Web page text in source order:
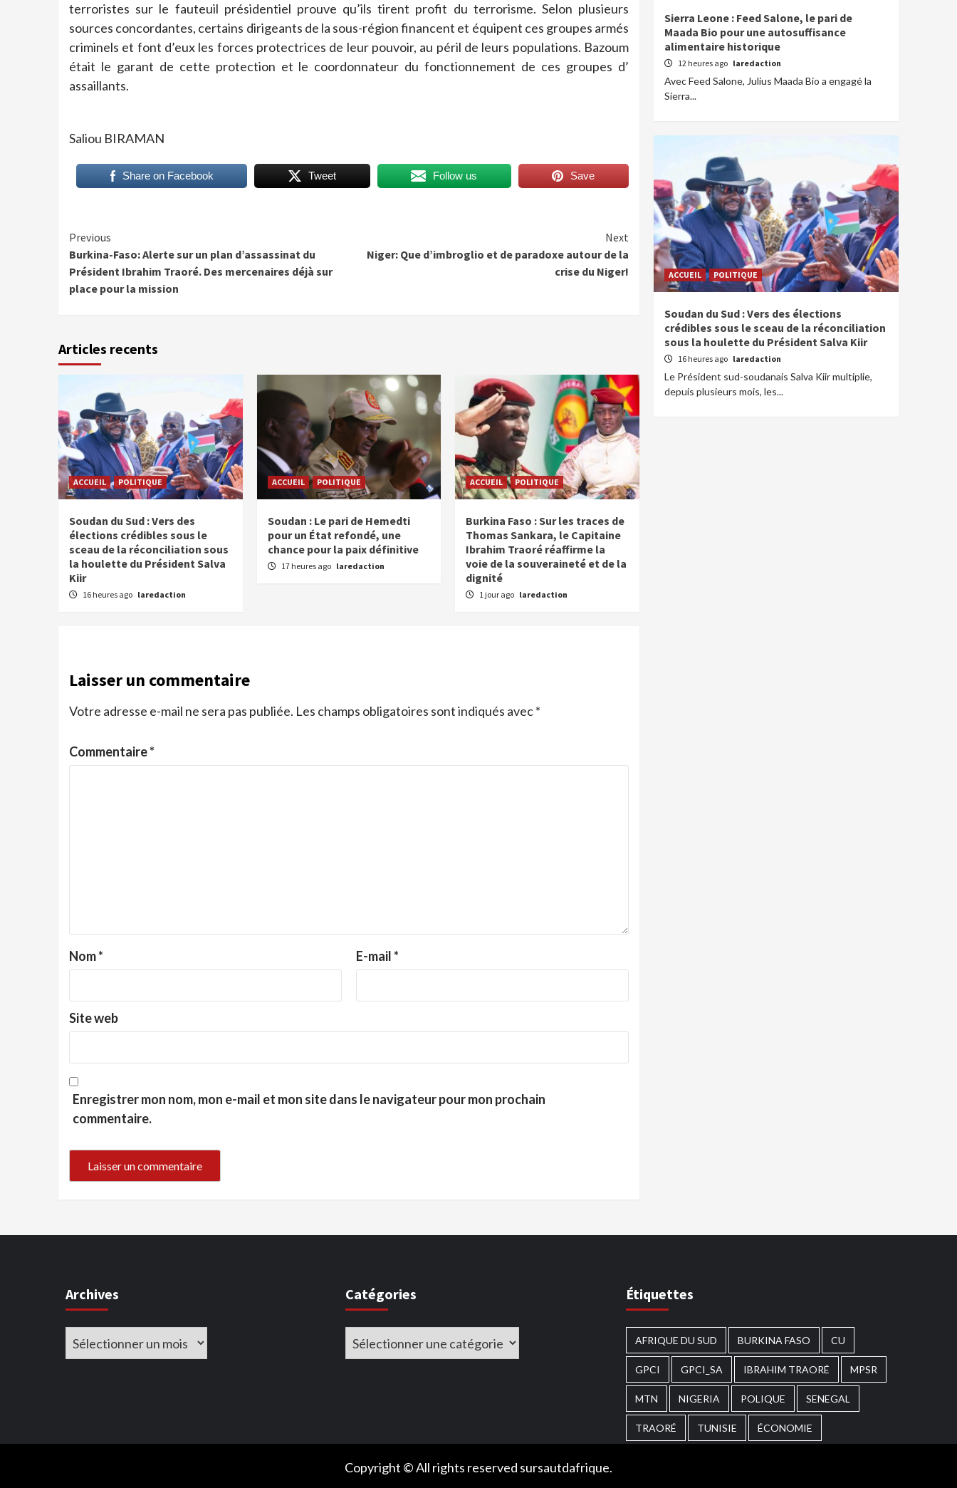
terroristes sur le fauteuil présidentiel prouve qu’ils tirent profit du terrorisme. Selon plusieurs
sources concordantes, certains dirigeants de la sous-région financent et équipent ces groupes armés
criminels et font d’eux les forces protectrices de leur pouvoir, au péril de leurs populations. Bazoum
était le garant de cette protection et le coordonnateur du fonctionnement de ces groupes d’
assaillants.
Saliou BIRAMAN
Share on Facebook Tweet Follow us Save
Continue
Reading
Previous
Burkina-Faso: Alerte sur un plan d’assassinat du
Président Ibrahim Traoré. Des mercenaires déjà sur
place pour la mission
Next
Niger: Que d’imbroglio et de paradoxe autour de la
crise du Niger!
Articles recents
ACCUEIL POLITIQUE
Soudan du Sud : Vers des
élections crédibles sous le
sceau de la réconciliation sous
la houlette du Président Salva
Kiir
16 heures ago laredaction
ACCUEIL POLITIQUE
Soudan : Le pari de Hemedti
pour un État refondé, une
chance pour la paix définitive
17 heures ago laredaction
ACCUEIL POLITIQUE
Burkina Faso : Sur les traces de
Thomas Sankara, le Capitaine
Ibrahim Traoré réaffirme la
voie de la souveraineté et de la
dignité
1 jour ago laredaction
Laisser un commentaire
Votre adresse e-mail ne sera pas publiée. Les champs obligatoires sont indiqués avec*
Commentaire*
Nom* E-mail*
Site web
Enregistrer mon nom, mon e-mail et mon site dans le navigateur pour mon prochain
commentaire.
Sierra Leone : Feed Salone, le pari de
Maada Bio pour une autosuffisance
alimentaire historique
12 heures ago laredaction
Avec Feed Salone, Julius Maada Bio a engagé la
Sierra...
ACCUEIL POLITIQUE
Soudan du Sud : Vers des élections
crédibles sous le sceau de la réconciliation
sous la houlette du Président Salva Kiir
16 heures ago laredaction
Le Président sud-soudanais Salva Kiir multiplie,
depuis plusieurs mois, les...
Archives
Archives
Catégories
Catégories
Étiquettes
AFRIQUE DU SUD BURKINA FASO CU
GPCI GPCI_SA IBRAHIM TRAORÉ MPSR
MTN NIGERIA POLIQUE SENEGAL
TRAORÉ TUNISIE ÉCONOMIE
Copyright © All rights reserved sursautdafrique.